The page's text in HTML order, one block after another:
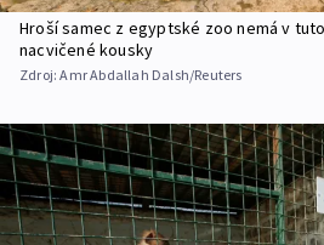
Hroší samec z egyptské zoo nemá v
nacvičené kousky
Zdroj:Amr Abdallah Dalsh/Reuters